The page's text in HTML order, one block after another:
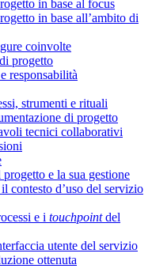
in base al focus
in base all’ambito di
coinvolte
progetto
responsabilità
strumenti e rituali
di progetto
tecnici collaborativi
e la sua gestione
contesto d’uso del servizio
e i touchpointdel
utente del servizio
ottenuta